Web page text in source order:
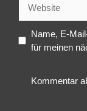
Name, E-
für meinen